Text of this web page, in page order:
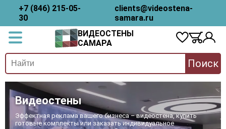
+7 (846) 215-05-
30
clients@videostena-
samara.ru
ВИДЕОСТЕНЫ
САМАРА
Поиск
Видеостены
Эффектная реклама вашего бизнеса – видеостена, купить
готовые комплекты или заказать индивидуальное